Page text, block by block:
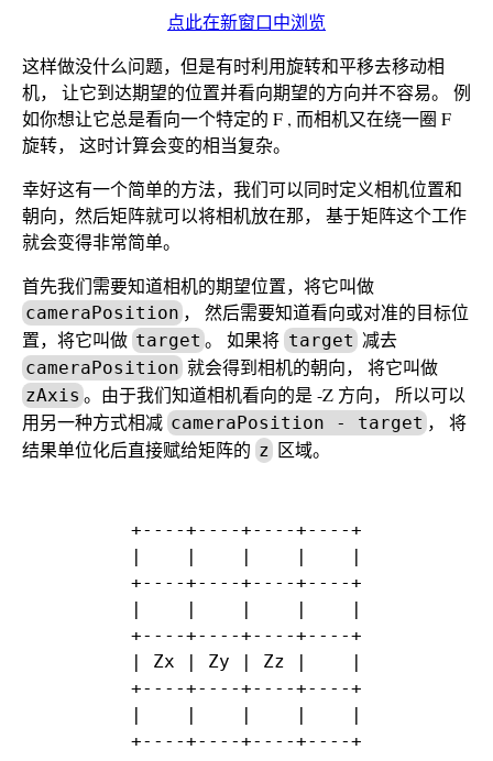
点此在新窗口中浏览
这样做没什么问题，但是有时利用旋转和平移去移动相
机， 让它到达期望的位置并看向期望的方向并不容易。 例
如你想让它总是看向一个特定的 F , 而相机又在绕一圈 F
旋转， 这时计算会变的相当复杂。
幸好这有一个简单的方法，我们可以同时定义相机位置和
朝向，然后矩阵就可以将相机放在那， 基于矩阵这个工作
就会变得非常简单。
首先我们需要知道相机的期望位置，将它叫做
cameraPosition ， 然后需要知道看向或对准的目标位
置，将它叫做 target 。 如果将 target 减去
cameraPosition 就会得到相机的朝向， 将它叫做
zAxis 。由于我们知道相机看向的是 -Z 方向， 所以可以
用另一种方式相减 cameraPosition - target ， 将
结果单位化后直接赋给矩阵的 z 区域。
+----+----+----+----+
|    |    |    |    |
+----+----+----+----+
|    |    |    |    |
+----+----+----+----+
| Zx | Zy | Zz |    |
+----+----+----+----+
|    |    |    |    |